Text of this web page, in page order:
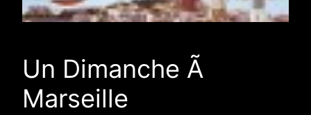
Un Dimanche Ã
Marseille